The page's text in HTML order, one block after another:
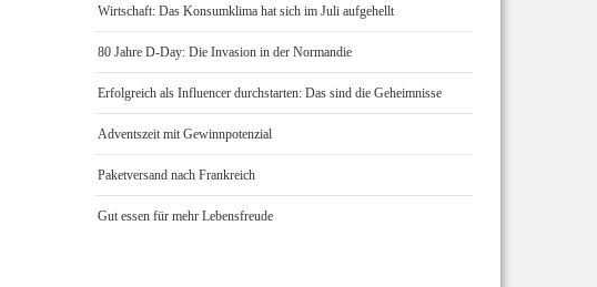
Wirtschaft: Das Konsumklima hat sich im Juli aufgehellt
80 Jahre D-Day: Die Invasion in der Normandie
Erfolgreich als Influencer durchstarten: Das sind die Geheimnisse
Adventszeit mit Gewinnpotenzial
Paketversand nach Frankreich
Gut essen für mehr Lebensfreude